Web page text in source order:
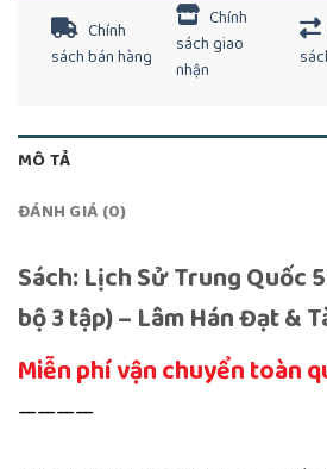
Chính
sách bán hàng
Chính
sách giao
nhận
MÔ TẢ
ĐÁNH GIÁ (0)
Sách: Lịch Sử Trung Quốc
bộ 3 tập) – Lâm Hán Đạt &
Miễn phí vận chuyển toàn
————